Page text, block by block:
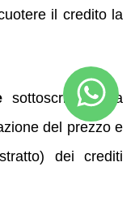
il credito la
sottoscritto dalla
del prezzo e
dei crediti